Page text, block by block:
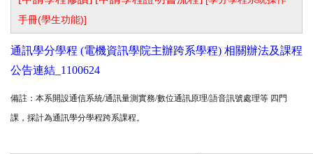
手冊(學生功能)]
通訊學分學程 (電機資訊學院主辦跨系學程) 相關辦法及課程
公告連結_1100624
備註：本系開設通信系統/通訊量測實務/數位通訊原理/語音訊號處理等 四門
課， 採計為通訊學分學程跨系課程。